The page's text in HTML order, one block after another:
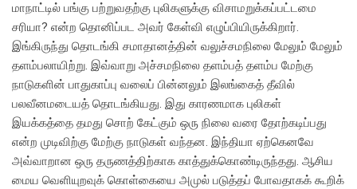
மாநாட்டில் பங்கு பற்றுவதற்கு புலிகளுக்கு விசாமறுக்கப்பட்டமை
சரியா? என்ற தொனிப்பட அவர் கேள்வி எழுப்பியிருக்கிறார்.
இங்கிருந்து தொடங்கி சமாதானத்தின் வலுச்சமநிலை மேலும் மேலும்
தளம்பலாயிற்று. இவ்வாறு அச்சமநிலை தளம்பத் தளம்ப மேற்கு
நாடுகளின் பாதுகாப்பு வலைப் பின்னலும் இலங்கைத் தீவில்
பலவீனமடையத் தொடங்கியது. இது காரணமாக புலிகள்
இயக்கத்தை தமது சொற் கேட்கும் ஒரு நிலை வரை தோற்கடிப்பது
என்ற முடிவிற்கு மேற்கு நாடுகள் வந்தன. இந்தியா ஏற்கெனவே
அவ்வாறான ஒரு தருணத்திற்காக காத்துக்கொண்டிருந்தது. ஆசிய
மைய வெளியுறவுக் கொள்கையை அமுல் படுத்தப் போவதாகக் கூறிக்